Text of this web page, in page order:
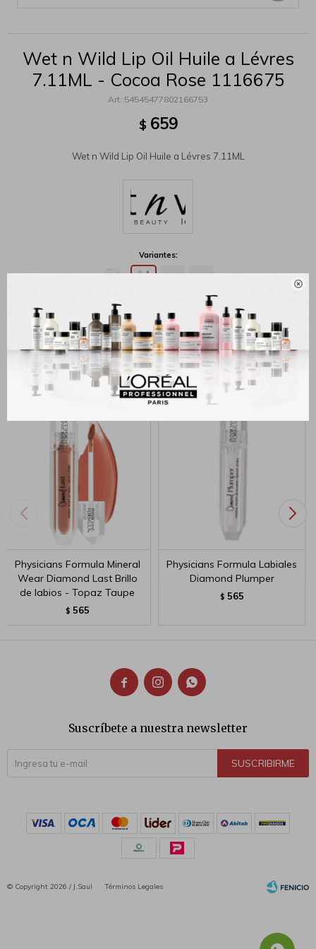

Wet n Wild Lip Oil Huile a Lévres
7.11ML - Cocoa Rose 1116675
54545477802166753
$ 659
Wet n Wild Lip Oil Huile a Lévres 7.11ML
Variantes:
MÉTODOS Y COSTOS DE ENVÍO
Productos que te pueden interesar
Physicians Formula Mineral
Wear Diamond Last Brillo
de labios - Topaz Taupe
$ 565
Physicians Formula Labiales
Diamond Plumper
$ 565
  
Suscríbete a nuestra newsletter
SUSCRIBIRME
© Copyright 2026 / J.Saul Términos Legales